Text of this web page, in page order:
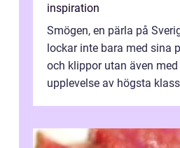
inspiration
Smögen, en pärla på
lockar inte bara med sina
och klippor utan även
upplevelse av högsta